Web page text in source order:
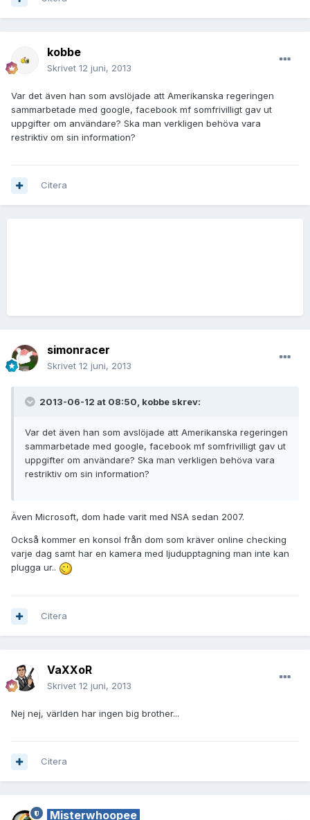
kobbe
Skrivet 12 juni, 2013
Var det även han som avslöjade att Amerikanska regeringen
sammarbetade med google, facebook mf somfrivilligt gav ut
uppgifter om användare? Ska man verkligen behöva vara
restriktiv om sin information?
Citera
simonracer
Skrivet 12 juni, 2013
2013-06-12 at 08:50, kobbe skrev:
Var det även han som avslöjade att Amerikanska regeringen
sammarbetade med google, facebook mf somfrivilligt gav ut
uppgifter om användare? Ska man verkligen behöva vara
restriktiv om sin information?
Även Microsoft, dom hade varit med NSA sedan 2007.
Också kommer en konsol från dom som kräver online checking
varje dag samt har en kamera med ljudupptagning man inte kan
plugga ur..
Citera
VaXXoR
Skrivet 12 juni, 2013
Nej nej, världen har ingen big brother...
Citera
Misterwhoopee